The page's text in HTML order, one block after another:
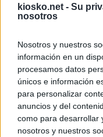
kiosko.net - Su
nosotros
Nosotros y nuestros
información en un
procesamos datos
únicos e información
para personalizar
anuncios y del
como para desarrollar
nosotros y nuestros